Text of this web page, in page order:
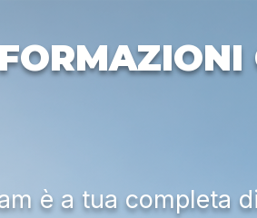
è a tua completa